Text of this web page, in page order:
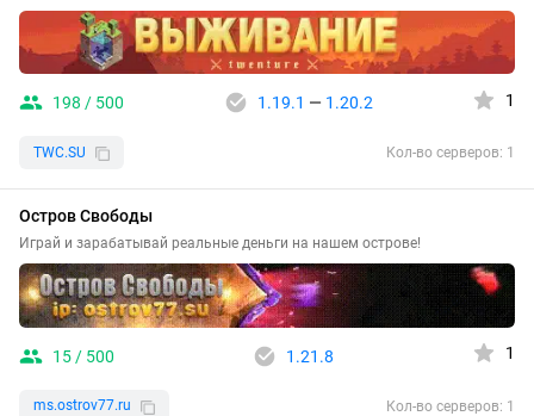
198 / 500 1.19.1 — 1.20.2 1
TWC.SU Кол-во серверов: 1
Остров Свободы
Играй и зарабатывай реальные деньги на нашем острове!
15 / 500 1.21.8 1
ms.ostrov77.ru Кол-во серверов: 1